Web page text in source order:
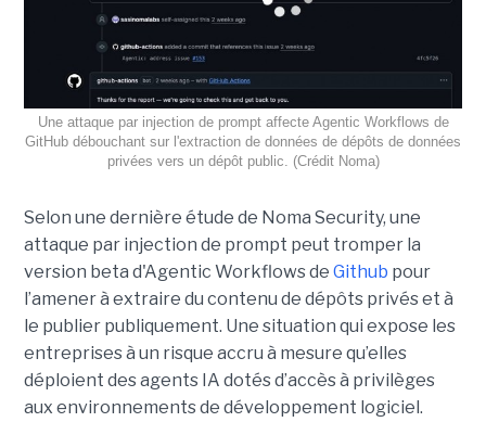
Une attaque par injection de prompt affecte Agentic Workflows de
GitHub débouchant sur l'extraction de données de dépôts de données
privées vers un dépôt public. (Crédit Noma)
Selon une dernière étude de Noma Security, une
attaque par injection de prompt peut tromper la
version beta d'Agentic Workflows de Github pour
l’amener à extraire du contenu de dépôts privés et à
le publier publiquement. Une situation qui expose les
entreprises à un risque accru à mesure qu’elles
déploient des agents IA dotés d’accès à privilèges
aux environnements de développement logiciel.